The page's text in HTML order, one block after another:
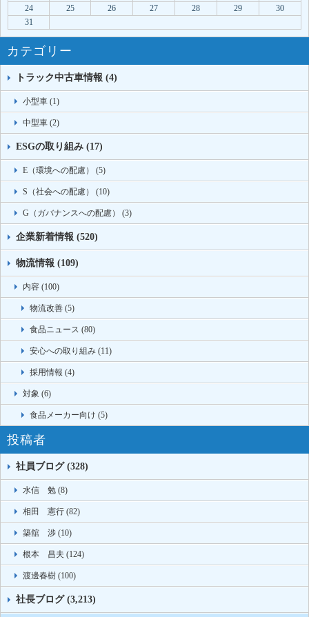
24
25 26 27 28 29
30
31
カテゴリー
トラック中古車情報 (4)
小型車 (1)
中型車 (2)
ESGの取り組み (17)
E（環境への配慮） (5)
S（社会への配慮） (10)
G（ガバナンスへの配慮） (3)
企業新着情報 (520)
物流情報 (109)
内容 (100)
物流改善 (5)
食品ニュース (80)
安心への取り組み (11)
採用情報 (4)
対象 (6)
食品メーカー向け (5)
投稿者
社員ブログ (328)
水信 勉 (8)
相田 憲行 (82)
築舘 渉 (10)
根本 昌夫 (124)
渡邊春樹 (100)
社長ブログ (3,213)